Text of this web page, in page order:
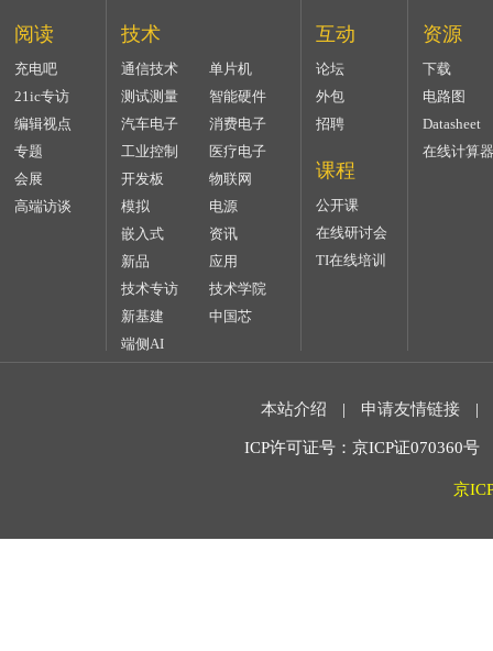
阅读
充电吧
21ic专访
编辑视点
专题
会展
高端访谈
技术
通信技术
单片机
测试测量
智能硬件
汽车电子
消费电子
工业控制
医疗电子
开发板
物联网
模拟
电源
嵌入式
资讯
新品
应用
技术专访
技术学院
新基建
中国芯
端侧AI
互动
论坛
外包
招聘
课程
公开课
在线研讨会
TI在线培训
资源
下载
电路图
Datasheet
在线计算器
本站介绍 | 申请友情链接 |
ICP许可证号：京ICP证070360
京